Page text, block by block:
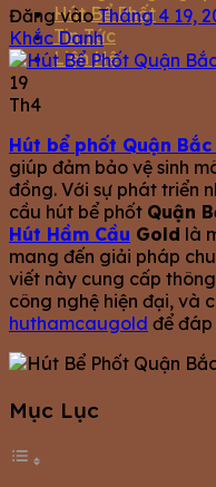
Hút Bể Phốt
Tin Tức
Liện Hệ
Đăng vàoTháng 4 19,
Khắc Danh
19
Th4
Hút bể phốt Quận Bắc
giúp đảm bảo vệ sinh
đồng. Với sự phát triển
cầu hút bể phốt Quận
Hút Hầm Cầu Gold là
mang đến giải pháp
viết này cung cấp
công nghệ hiện đại, và
huthamcaugold để đáp
Mục Lục